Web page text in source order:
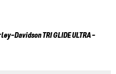
DavidsonTRI GLIDE ULTRA -